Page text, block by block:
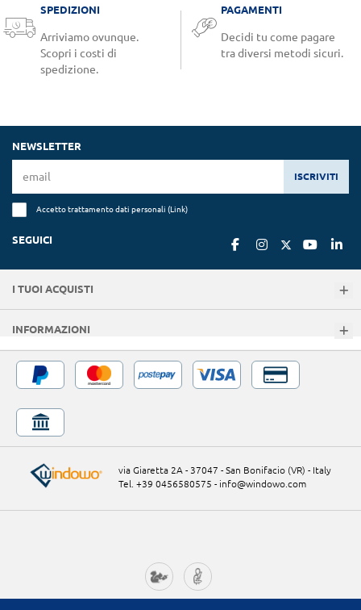
SPEDIZIONI
Arriviamo ovunque.
Scopri i costi di
spedizione.
PAGAMENTI
Decidi tu come pagare
tra diversi metodi sicuri.
NEWSLETTER
ISCRIVITI
Accetto trattamento dati personali (Link)
SEGUICI
I TUOI ACQUISTI
INFORMAZIONI
via Giaretta 2A - 37047 - San Bonifacio (VR) - Italy
Tel. +39 0456580575 - info@windowo.com